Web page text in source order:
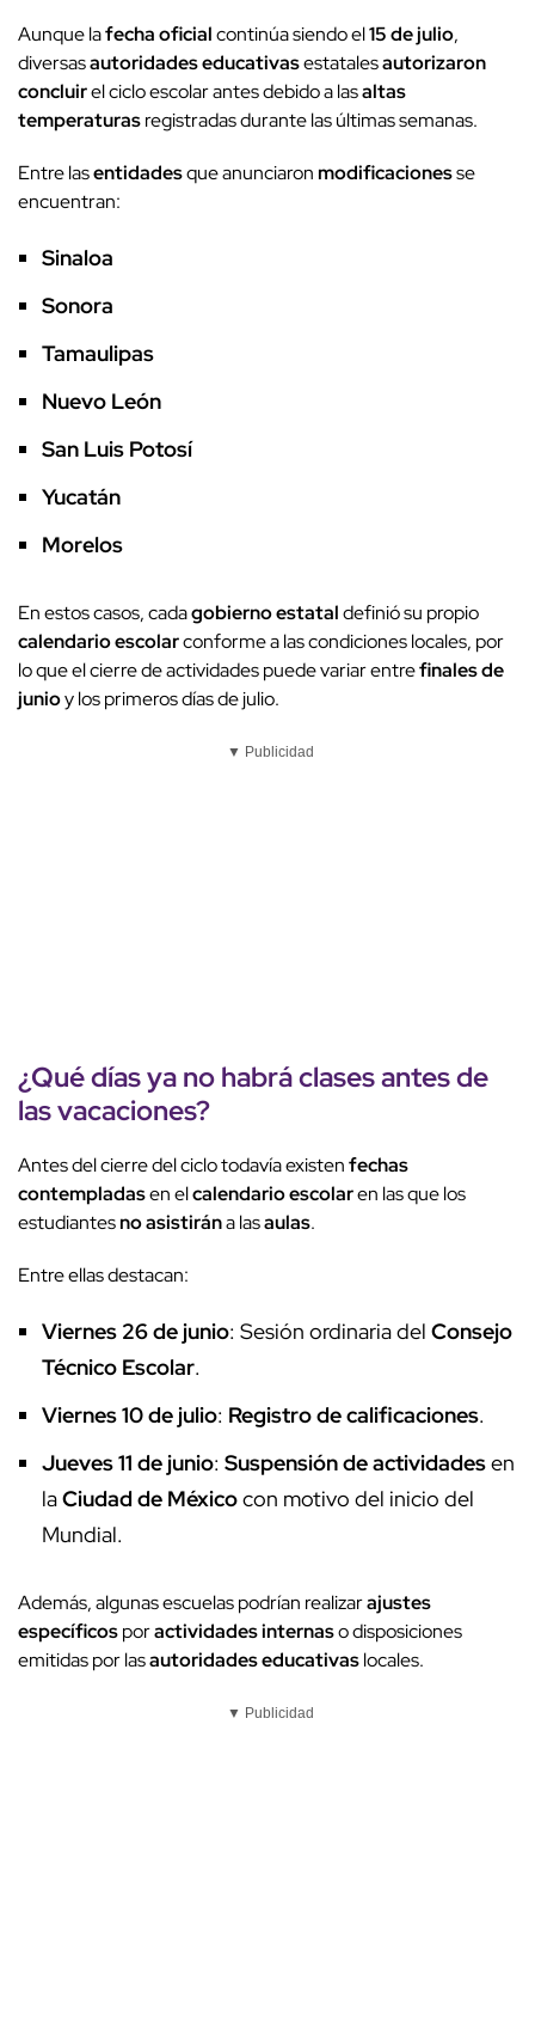
Aunque lafecha oficialcontinúa siendo el15 de julio,
diversasautoridades educativasestatalesautorizaron
concluirel ciclo escolar antes debido a lasaltas
temperaturasregistradas durante las últimas semanas.
Entre lasentidadesque anunciaronmodificacionesse
encuentran:
Sinaloa
Sonora
Tamaulipas
Nuevo León
San Luis Potosí
Yucatán
Morelos
En estos casos, cadagobierno estataldefinió su propio
calendario escolarconforme a las condiciones locales, por
lo que el cierre de actividades puede variar entrefinales de
junioy los primeros días de julio.
▼ Publicidad
¿Qué días ya no habrá clases antes de
las vacaciones?
Antes del cierre del ciclo todavía existenfechas
contempladasen elcalendario escolaren las que los
estudiantesno asistirána lasaulas.
Entre ellas destacan:
Viernes 26 de junio: Sesión ordinaria del Consejo
Técnico Escolar.
Viernes 10 de julio: Registro de calificaciones.
Jueves 11 de junio: Suspensión de actividadesen
laCiudad de Méxicocon motivo del inicio del
Mundial.
Además, algunas escuelas podrían realizarajustes
específicosporactividades internaso disposiciones
emitidas por lasautoridades educativaslocales.
▼ Publicidad